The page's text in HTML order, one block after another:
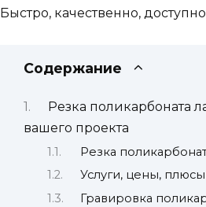
Быстро, качественно,
Содержание
Резка поликарбоната
вашего проекта
Резка
Услуги, цены, плюсы
Гравировка